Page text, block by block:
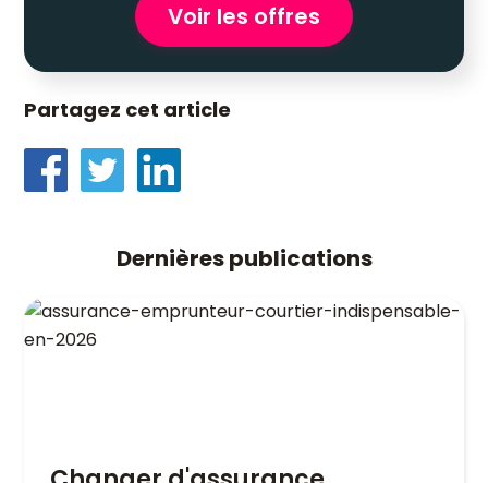
Voir les offres
Partagez cet article
Dernières publications